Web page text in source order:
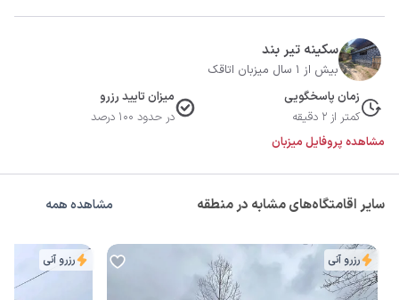
سکینه تیر بند
بیش از 1 سال میزبان اتاقک
زمان پاسخگویی
کمتر از 2 دقیقه
میزان تایید رزرو
در حدود 100 درصد
مشاهده پروفایل میزبان
سایر اقامتگاه‌های مشابه در منطقه مشاهده همه
رزرو آنی رزرو آنی